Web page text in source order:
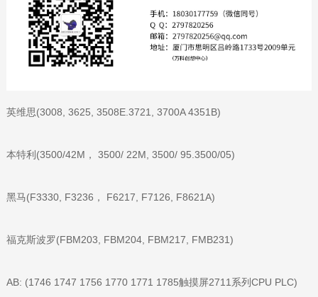
英维思(3008, 3625, 3508E.3721, 3700A 4351B)
本特利(3500/42M， 3500/ 22M, 3500/ 95.3500/05)
黑马(F3330, F3236， F6217, F7126, F8621A)
福克斯波罗(FBM203, FBM204, FBM217, FMB231)
AB: (1746 1747 1756 1770 1771 1785触摸屏2711系列CPU PLC)